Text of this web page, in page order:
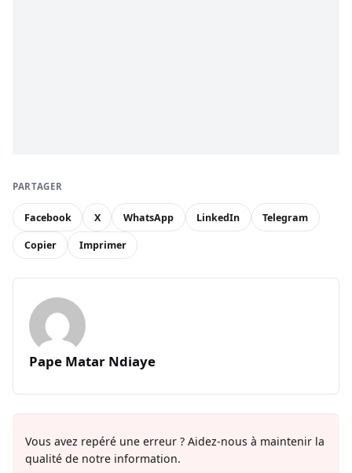
PARTAGER
Facebook X WhatsApp LinkedIn Telegram
Copier Imprimer
Pape Matar Ndiaye
Vous avez repéré une erreur ? Aidez-nous à maintenir la
qualité de notre information.